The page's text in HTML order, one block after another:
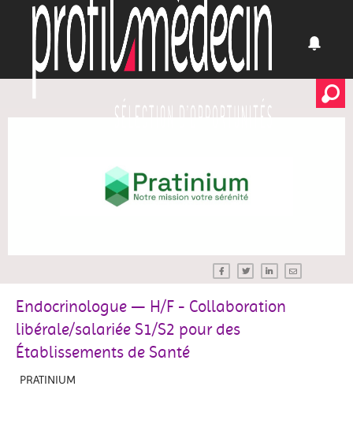
Endocrinologue — H/F - Collaboration
libérale/salariée S1/S2 pour des
Établissements de Santé
PRATINIUM